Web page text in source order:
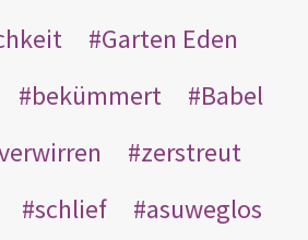
Garten Eden
bekümmert
Babel
zerstreut
schlief
asuweglos